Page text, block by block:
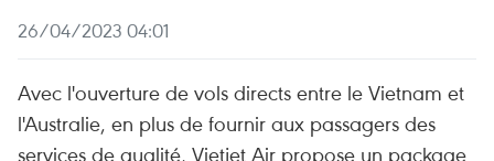
26/04/2023 04:01
Avec l'ouverture de vols directs entre le Vietnam et
l'Australie, en plus de fournir aux passagers des
services de qualité, Vietjet Air propose un package